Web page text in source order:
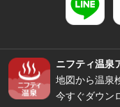
ニフティ温泉
地図から温泉
今すぐダウン